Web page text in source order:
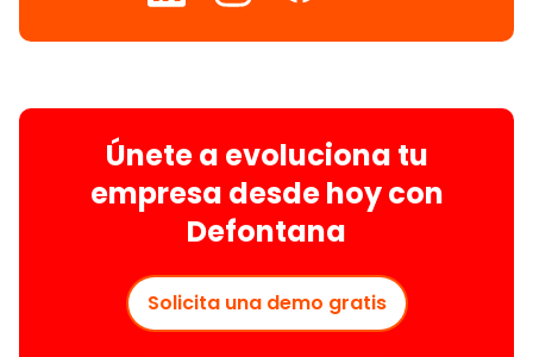
Únete a evoluciona tu
empresa desde hoy con
Defontana
Solicita una demo gratis